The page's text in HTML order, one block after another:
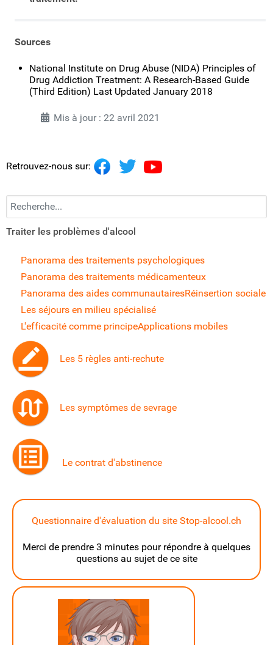
Sources
National Institute on Drug Abuse (NIDA) Principles of
Drug Addiction Treatment: A Research-Based Guide
(Third Edition) Last Updated January 2018
Mis à jour : 22 avril 2021
Retrouvez-nous sur:
Recherchez...
Traiter les problèmes d'alcool
Panorama des traitements psychologiques
Panorama des traitements médicamenteux
Panorama des aides communautairesRéinsertion sociale
Les séjours en milieu spécialisé
L'efficacité comme principeApplications mobiles
Les 5 règles anti-rechute
Les symptômes de sevrage
Le contrat d'abstinence
Questionnaire d'évaluation du site Stop-alcool.ch
Merci de prendre 3 minutes pour répondre à quelques
questions au sujet de ce site